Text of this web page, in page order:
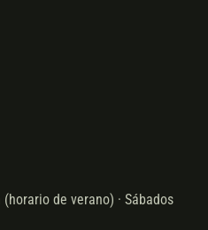
de verano) · Sábados